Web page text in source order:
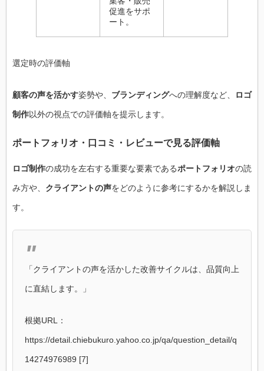
促進をサポ
ート。
選定時の評価軸
顧客の声を活かす姿勢や、 ブランディングへの理解度など、 ロゴ
制作以外の視点での評価軸を提示します。
ポートフォリオ・口コミ・レビューで見る評価軸
ロゴ制作の成功を左右する重要な要素であるポートフォリオの読
み方や、 クライアントの声をどのように参考にするかを解説しま
す。
「クライアントの声を活かした改善サイクルは、品質向上
に直結します。」
根拠URL：
https://detail.chiebukuro.yahoo.co.jp/qa/question_detail/q
14274976989 [7]